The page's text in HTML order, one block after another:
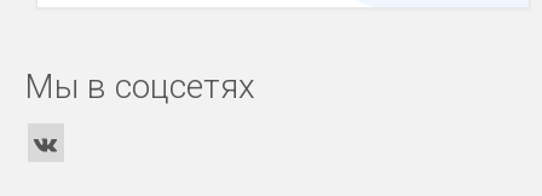
Мы в соцсетях